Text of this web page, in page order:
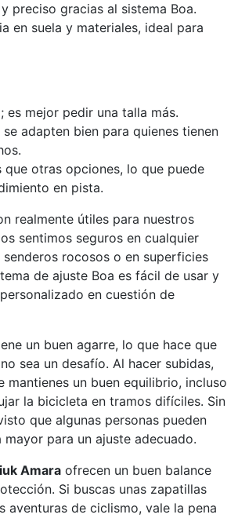
preciso gracias al sistema Boa.
en suela y materiales, ideal para
es mejor pedir una talla más.
se adapten bien para quienes tienen
que otras opciones, lo que puede
en pista.
realmente útiles para nuestros
sentimos seguros en cualquier
senderos rocosos o en superficies
de ajuste Boa es fácil de usar y
en cuestión de
un buen agarre, lo que hace que
sea un desafío. Al hacer subidas,
mantienes un buen equilibrio, incluso
la bicicleta en tramos difíciles. Sin
que algunas personas pueden
mayor para un ajuste adecuado.
Amara ofrecen un buen balance
Si buscas unas zapatillas
aventuras de ciclismo, vale la pena